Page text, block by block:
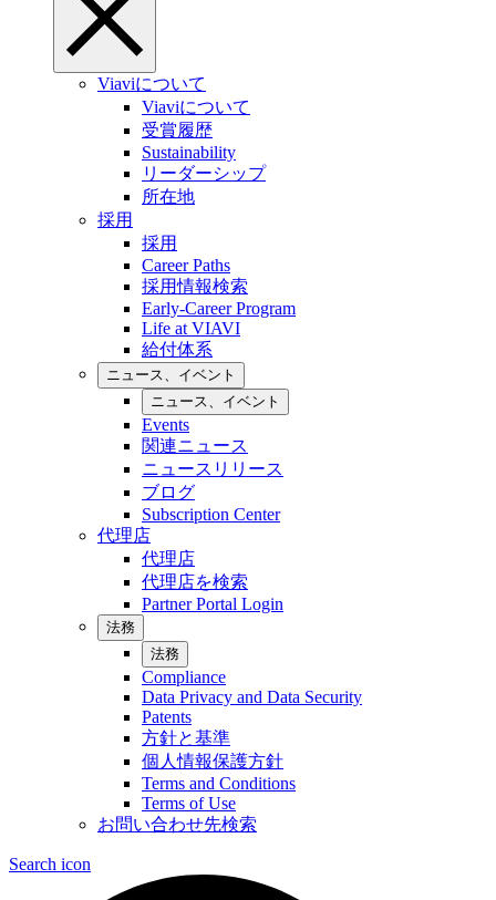
Viaviについて
Viaviについて
受賞履歴
Sustainability
リーダーシップ
所在地
採用
採用
Career Paths
採用情報検索
Early-Career Program
Life at VIAVI
給付体系
ニュース、イベント
ニュース、イベント
Events
関連ニュース
ニュースリリース
ブログ
Subscription Center
代理店
代理店
代理店を検索
Partner Portal Login
法務
法務
Compliance
Data Privacy and Data Security
Patents
方針と基準
個人情報保護方針
Terms and Conditions
Terms of Use
お問い合わせ先検索
Search icon